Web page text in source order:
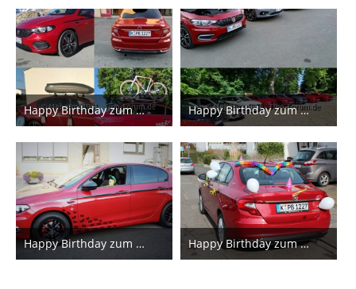
2
1
Happy Birthday zum 10. Geburtstag!!
14. Juni 2026
1
Happy Birthday zum 10. Geburtstag!!
14. Juni 2026
1
Happy Birthday zum 10.!
14. Juni 2026
Happy Birthday zum 10.!
14. Juni 2026